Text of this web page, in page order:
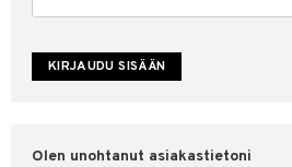
Olen unohtanut asiakastietoni
suojaus